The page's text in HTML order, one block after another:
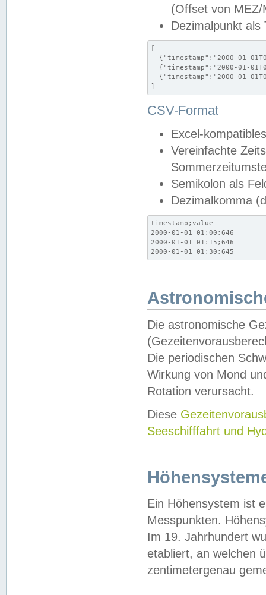
(Offset von MEZ/
Dezimalpunkt als
[
{"timestamp":"2000-01-
{"timestamp":"2000-01-
{"timestamp":"2000-01-
]
CSV-Format
Excel-
Vereinfachte
Semikolon als
Dezimalkomma
timestamp;value
2000-01-01 01:00;646
2000-01-01 01:15;646
2000-01-01 01:30;645
Die astronomische
Die periodischen
Wirkung von Mond
Rotation verursacht.
Diese
Seeschifffahrt und
Ein Höhensystem ist
Messpunkten.
Im 19. Jahrhundert
etabliert, an welchen
zentimetergenau